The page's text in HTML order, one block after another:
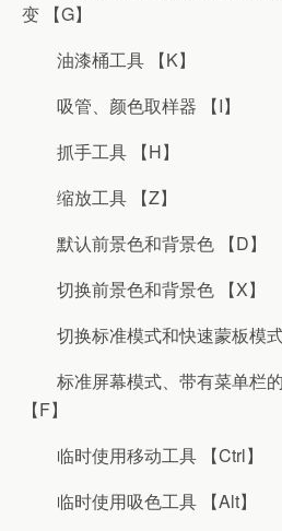
变 【G】
油漆桶工具 【K】
吸管、颜色取样器 【I】
抓手工具 【H】
缩放工具 【Z】
默认前景色和背景色 【D】
切换前景色和背景色 【X】
切换标准模式和快速蒙板模式
标准屏幕模式、带有菜单栏
【F】
临时使用移动工具 【Ctrl】
临时使用吸色工具 【Alt】